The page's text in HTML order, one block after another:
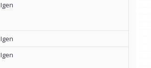
Igen
Igen
Igen